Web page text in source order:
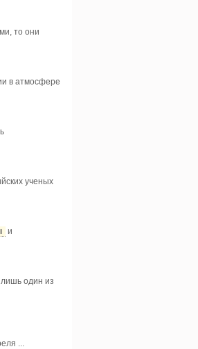
то они
в атмосфере
ученых
и
лишь один из
...